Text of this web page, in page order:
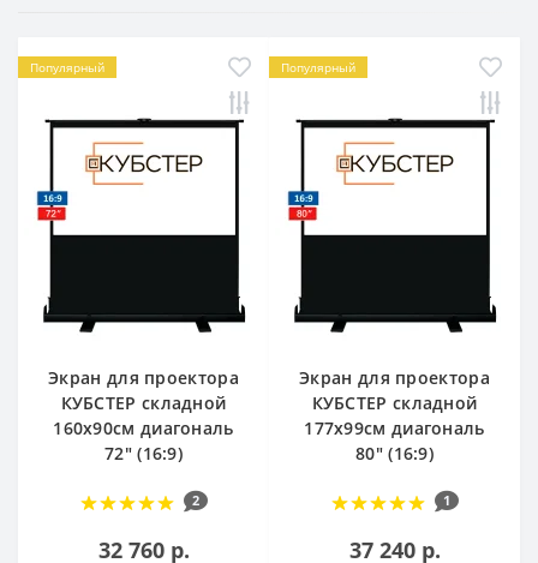
Популярный
Экран для проектора
КУБСТЕР складной
160x90см диагональ
72" (16:9)
2
32 760 р.
Популярный
Экран для проектора
КУБСТЕР складной
177x99см диагональ
80" (16:9)
1
37 240 р.